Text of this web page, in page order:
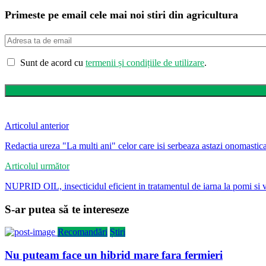
Primeste pe email cele mai noi stiri din agricultura
Sunt de acord cu termenii și condițiile de utilizare.
Articolul anterior
Redactia ureza "La multi ani" celor care isi serbeaza astazi
Articolul următor
NUPRID OIL, insecticidul eficient in tratamentul de iarna la pomi si
S-ar putea să te intereseze
Recomandări Știri
Nu puteam face un hibrid mare fara fermieri